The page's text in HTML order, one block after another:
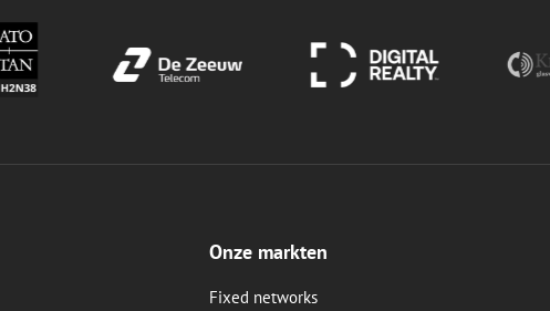
Onze markten
Fixed networks